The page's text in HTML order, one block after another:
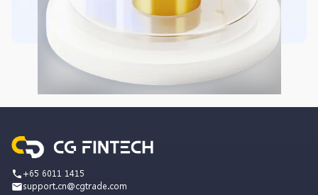
+65 6011 1415
support.cn@cgtrade.com